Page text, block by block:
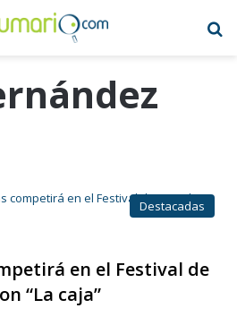
Destacadas
en el Festival de
“La caja”